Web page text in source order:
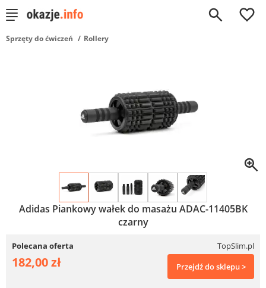
0
Sprzęty do ćwiczeń Rollery
Adidas Piankowy wałek do masażu ADAC-11405BK
czarny
Polecana oferta TopSlim.pl
182,00 zł Przejdź do sklepu >